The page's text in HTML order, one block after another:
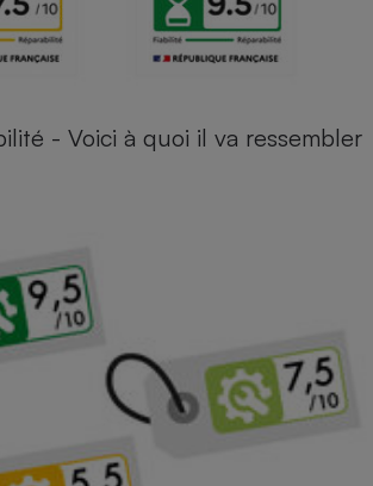
- Voici à quoi il va ressembler